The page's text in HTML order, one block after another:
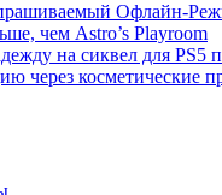
Офлайн-
чем Astro’s Playroom
на сиквел для
через косметические